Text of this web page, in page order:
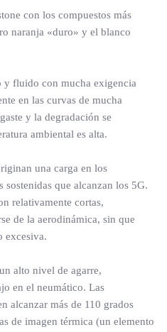
con los compuestos más
naranja «duro» y el blanco
y fluido con mucha exigencia
en las curvas de mucha
y la degradación se
ambiental es alta.
una carga en los
que alcanzan los 5G.
relativamente cortas,
de la aerodinámica, sin que
excesiva.
alto nivel de agarre,
en el neumático. Las
alcanzar más de 110 grados
de imagen térmica (un elemento